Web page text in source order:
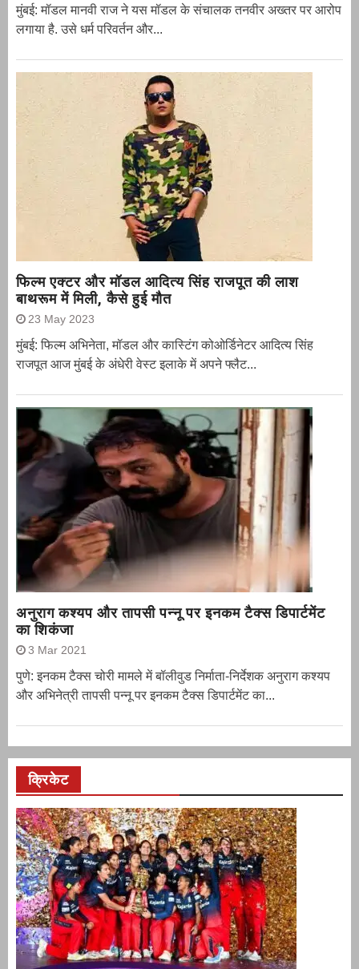
मुंबई: मॉडल मानवी राज ने यस मॉडल के संचालक तनवीर अख्तर पर आरोप
लगाया है. उसे धर्म परिवर्तन और...
फिल्म एक्टर और मॉडल आदित्य सिंह राजपूत की लाश
बाथरूम में मिली, कैसे हुई मौत
23 May 2023
मुंबई: फिल्म अभिनेता, मॉडल और कास्टिंग कोओर्डिनेटर आदित्य सिंह
राजपूत आज मुंबई के अंधेरी वेस्ट इलाके में अपने फ्लैट...
अनुराग कश्यप और तापसी पन्नू पर इनकम टैक्स डिपार्टमेंट
का शिकंजा
3 Mar 2021
पुणे: इनकम टैक्स चोरी मामले में बॉलीवुड निर्माता-निर्देशक अनुराग कश्यप
और अभिनेत्री तापसी पन्नू पर इनकम टैक्स डिपार्टमेंट का...
क्रिकेट